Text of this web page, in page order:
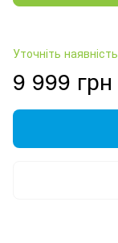
Уточніть наявність
9 999 грн